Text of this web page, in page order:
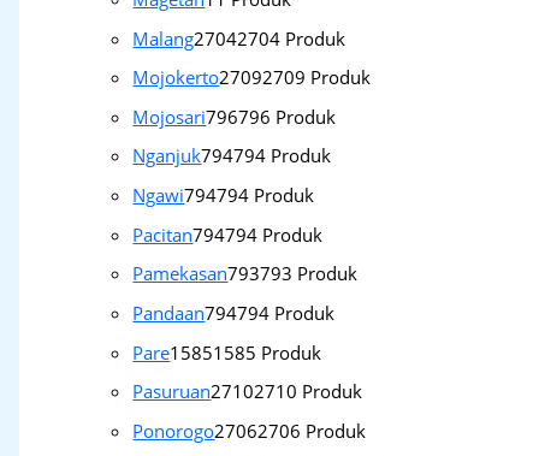
Malang27042704 Produk
Mojokerto27092709 Produk
Mojosari796796 Produk
Nganjuk794794 Produk
Ngawi794794 Produk
Pacitan794794 Produk
Pamekasan793793 Produk
Pandaan794794 Produk
Pare15851585 Produk
Pasuruan27102710 Produk
Ponorogo27062706 Produk